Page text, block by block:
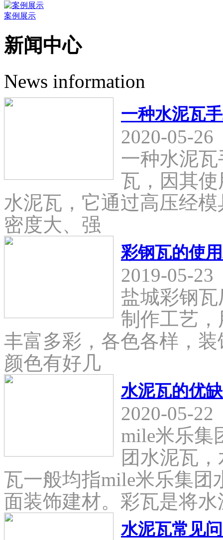
案例展示
新闻中心
News information
一种水泥瓦
2020-05-26
一种水泥
瓦，因其
水泥瓦，它通过高压经
密度大、强
彩钢瓦的使
2019-05-23
盐城彩钢
制作工艺
丰富多彩，各色各样，
颜色有好几
水泥瓦的优
2020-05-22
mile米乐集
团水泥瓦
瓦一般均指mile米乐集团
面装饰建材。彩瓦是将
水泥瓦常见